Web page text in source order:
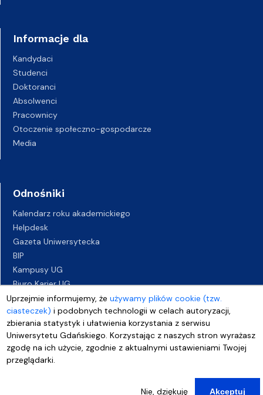
Uprzejmie informujemy, żeużywamy plików cookie (tzw.
ciasteczek) i podobnych technologii w celach autoryzacji,
zbierania statystyk i ułatwienia korzystania z serwisu
Uniwersytetu Gdańskiego. Korzystając z naszych stron wyrażasz
zgodę na ich użycie, zgodnie z aktualnymi ustawieniami Twojej
przeglądarki.
Nie, dziękuję Akceptuj
Informacje dla
Kandydaci
Studenci
Doktoranci
Absolwenci
Pracownicy
Otoczenie społeczno-gospodarcze
Media
Odnośniki
Kalendarz roku akademickiego
Helpdesk
Gazeta Uniwersytecka
BIP
Kampusy UG
Biuro Karier UG
Oferty pracy
Deklaracja dostępności